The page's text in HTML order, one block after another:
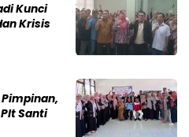
Kunci
Krisis
Pimpinan,
Santi